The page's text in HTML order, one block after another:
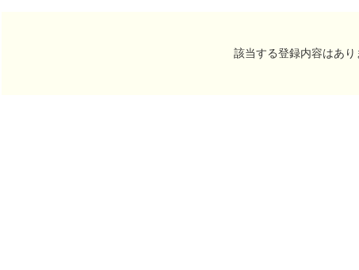
該当する登録内容はあり